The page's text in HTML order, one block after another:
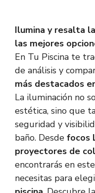
Ilumina y resalta
las mejores
En Tu Piscina te
de análisis y
más destacados
La iluminación no
estética, sino que
seguridad y
baño. Desde focos
proyectores de
encontrarás en
necesitas para